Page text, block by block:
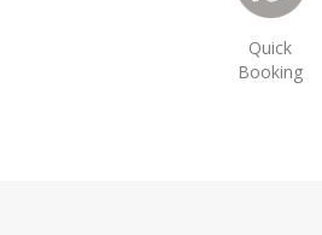
Quick
Booking